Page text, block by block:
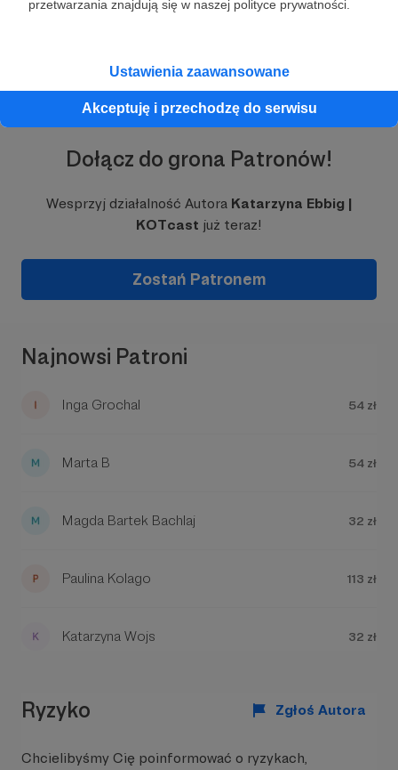
przetwarzania znajdują się w naszej polityce prywatności.
Ustawienia zaawansowane
Akceptuję i przechodzę do serwisu
bazuję nie tylko na własnym doświadczeniu, ale
niemu będę mogła lepiej przygotowywać
szkolenia o których będę mogła opowiadać w
kolejnych odcinkach :)
Dołącz do grona Patronów!
Wesprzyj działalność Autora Katarzyna Ebbig |
KOTcast już teraz!
Zostań Patronem
Najnowsi Patroni
Inga Grochal 54 zł
Marta B 54 zł
Magda Bartek Bachlaj 32 zł
Paulina Kolago 113 zł
Katarzyna Wojs 32 zł
Ryzyko Zgłoś Autora
Chcielibyśmy Cię poinformować o ryzykach,